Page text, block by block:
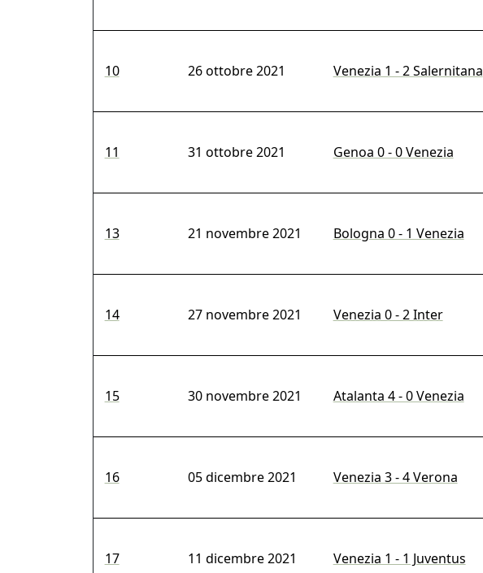
10 26 ottobre 2021 Venezia 1 - 2 Salernitana
11 31 ottobre 2021 Genoa 0 - 0 Venezia
13 21 novembre 2021 Bologna 0 - 1 Venezia
14 27 novembre 2021 Venezia 0 - 2 Inter
15 30 novembre 2021 Atalanta 4 - 0 Venezia
16 05 dicembre 2021 Venezia 3 - 4 Verona
17 11 dicembre 2021 Venezia 1 - 1 Juventus